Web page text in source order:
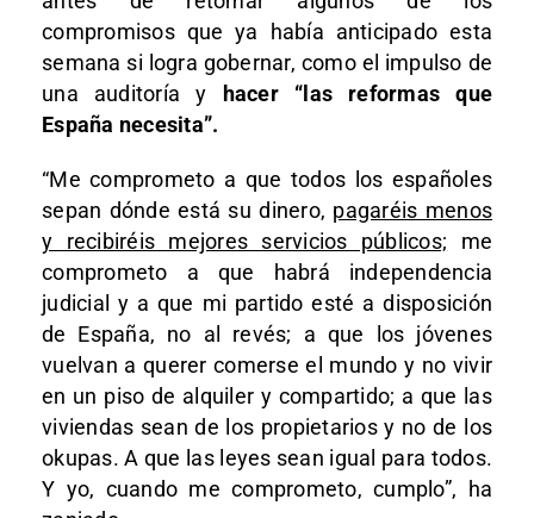
compromisos que ya había anticipado esta
semana si logra gobernar, como el impulso de
una auditoría y
hacer “las reformas que
España necesita”.
“Me comprometo a que todos los españoles
sepan dónde está su dinero, pagaréis menos
y recibiréis mejores servicios públicos; me
comprometo a que habrá independencia
judicial y a que mi partido esté a disposición
de España, no al revés; a que los jóvenes
vuelvan a querer comerse el mundo y no vivir
en un piso de alquiler y compartido; a que las
viviendas sean de los propietarios y no de los
okupas. A que las leyes sean igual para todos.
Y yo, cuando me comprometo, cumplo”, ha